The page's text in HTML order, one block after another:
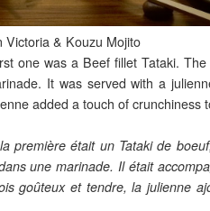
Victoria & Kouzu Mojito
one was a Beef fillet Tataki.
It was served with a
added a touch of crunchiness
première était un Tataki de
une marinade. Il était
goûteux et tendre, la julienne